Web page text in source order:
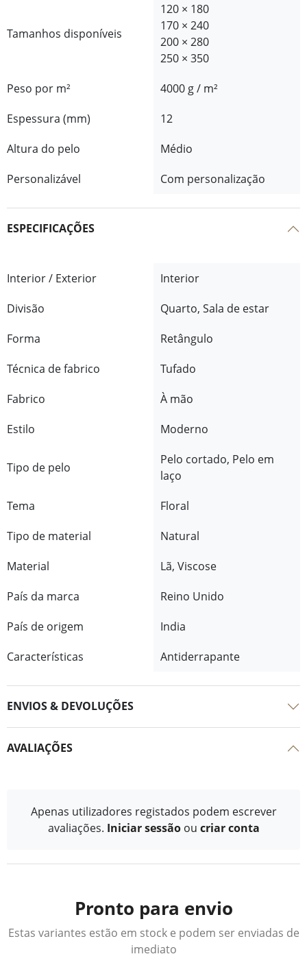
Tamanhos disponíveis
120 × 180
170 × 240
200 × 280
250 × 350
Peso por m²
4000 g / m²
Espessura (mm)
12
Altura do pelo
Médio
Personalizável
Com personalização
ESPECIFICAÇÕES
Interior / Exterior
Interior
Divisão
Quarto, Sala de estar
Forma
Retângulo
Técnica de fabrico
Tufado
Fabrico
À mão
Estilo
Moderno
Tipo de pelo
Pelo cortado, Pelo em
laço
Tema
Floral
Tipo de material
Natural
Material
Lã, Viscose
País da marca
Reino Unido
País de origem
India
Características
Antiderrapante
ENVIOS & DEVOLUÇÕES
AVALIAÇÕES
Apenas utilizadores registados podem escrever
avaliações. Iniciar sessão ou criar conta
Pronto para envio
Estas variantes estão em stock e podem ser enviadas de
imediato